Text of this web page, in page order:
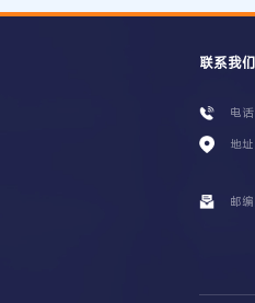
联系我们
电话
地址
邮编